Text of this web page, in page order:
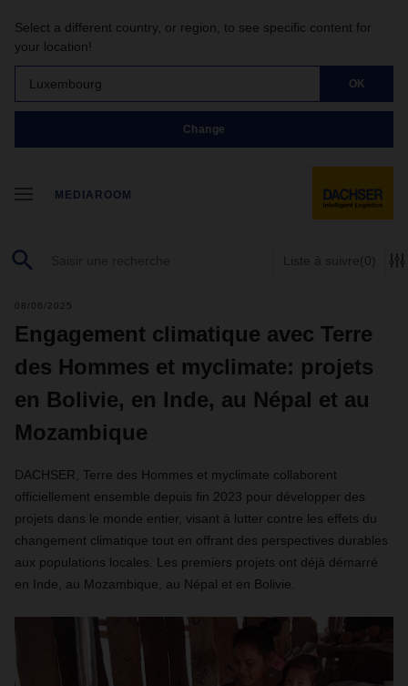
Select a different country, or region, to see specific content for
your location!
Luxembourg OK
Change
MEDIAROOM
Liste à suivre(0)
08/06/2025
Engagement climatique avec Terre
des Hommes et myclimate: projets
en Bolivie, en Inde, au Népal et au
Mozambique
DACHSER, Terre des Hommes et myclimate collaborent
officiellement ensemble depuis fin 2023 pour développer des
projets dans le monde entier, visant à lutter contre les effets du
changement climatique tout en offrant des perspectives durables
aux populations locales. Les premiers projets ont déjà démarré
en Inde, au Mozambique, au Népal et en Bolivie.